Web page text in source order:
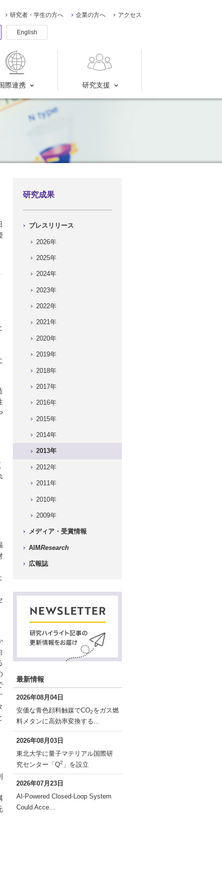
際連携 研究支援
研究者・学生の方へ 企業の方へ アクセス
English
研究成果
プレスリリース
2026年
2025年
2024年
2023年
2022年
2021年
2020年
2019年
2018年
2017年
2016年
2015年
2014年
2013年
2012年
2011年
2010年
2009年
メディア・受賞情報
AIMResearch
広報誌
最新情報
2026年08月04日
安価な青色顔料触媒でCO2をガス燃
料メタンに高効率変換する...
2026年08月03日
東北大学に量子マテリアル国際研
究センター「Q2 」を設立
2026年07月23日
AI-Powered Closed-Loop System
Could Acce...